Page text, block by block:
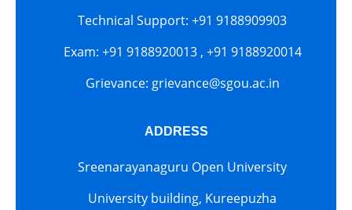
Technical Support: +91 9188909903
Exam: +91 9188920013 , +91 9188920014
Grievance: grievance@sgou.ac.in
ADDRESS
Sreenarayanaguru Open University
University building, Kureepuzha